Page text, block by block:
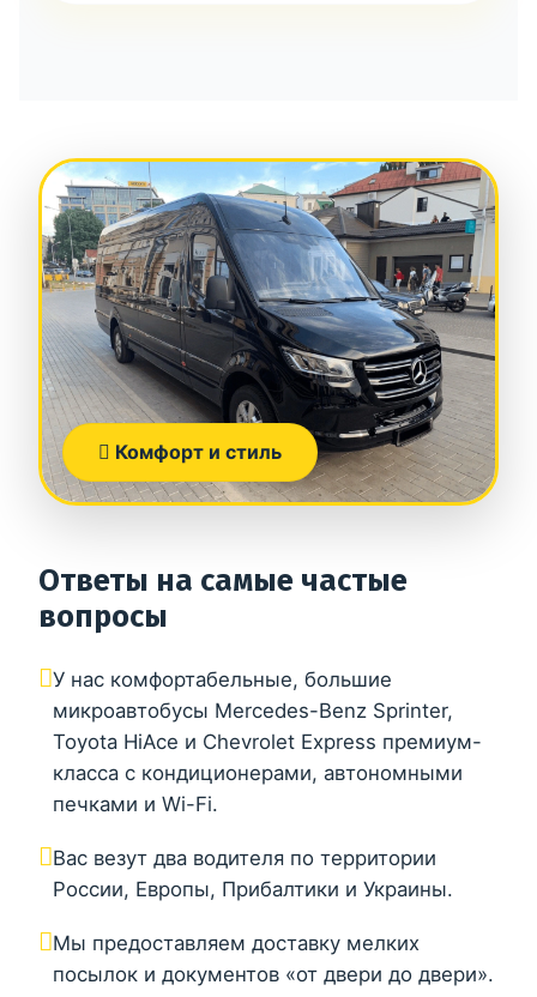
Комфорт и стиль
Ответы на самые частые
вопросы
У нас комфортабельные, большие
микроавтобусы Mercedes-Benz Sprinter,
Toyota HiAce и Chevrolet Express премиум-
класса с кондиционерами, автономными
печками и Wi-Fi.
Вас везут два водителя по территории
России, Европы, Прибалтики и Украины.
Мы предоставляем доставку мелких
посылок и документов «от двери до двери».